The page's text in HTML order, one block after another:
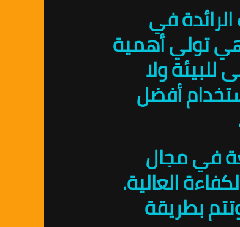
في
تولي أهمية
للبيئة ولا
أفضل
في مجال
العالية.
بطريقة